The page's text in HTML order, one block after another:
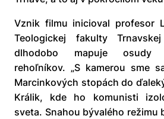
Vznik filmu inicioval profesor
Teologickej fakulty
dlhodobo mapuje osudy
rehoľníkov. „S kamerou sme
Marcinkových stopách do
Králik, kde ho komunisti
sveta. Snahou bývalého režimu